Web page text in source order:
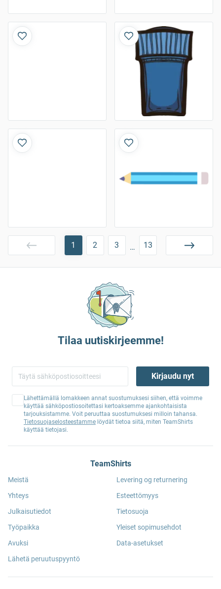
1 2 3 … 13
Tilaa uutiskirjeemme!
Kirjaudu nyt
Lähettämällä lomakkeen annat suostumuksesi siihen, että voimme
käyttää sähköpostiosoitettasi kertoaksemme ajankohtaisista
tarjouksistamme. Voit peruuttaa suostumuksesi milloin tahansa.
Tietosuojaselosteestamme löydät tietoa siitä, miten TeamShirts
käyttää tietojasi.
TeamShirts
Meistä
Yhteys
Julkaisutiedot
Työpaikka
Avuksi
Lähetä peruutuspyyntö
Levering og returnering
Esteettömyys
Tietosuoja
Yleiset sopimusehdot
Data-asetukset